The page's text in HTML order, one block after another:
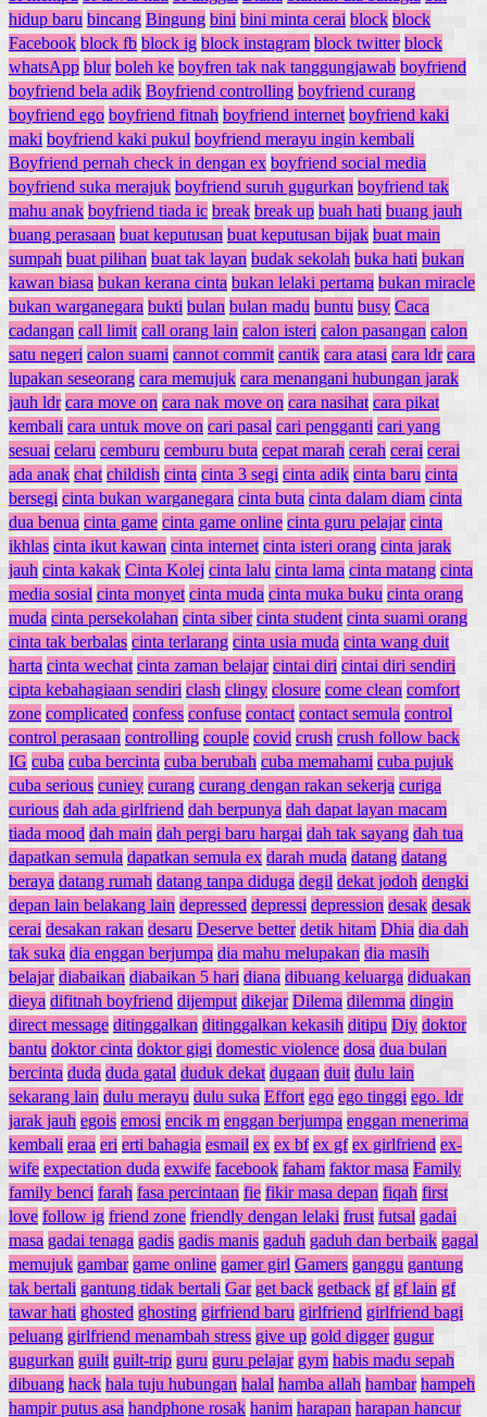
hidup baru bincang Bingung bini bini minta cerai block block
Facebook block fb block ig block instagram block twitter block
whatsApp blur boleh ke boyfren tak nak tanggungjawab boyfriend
boyfriend bela adik Boyfriend controlling boyfriend curang
boyfriend ego boyfriend fitnah boyfriend internet boyfriend kaki
maki boyfriend kaki pukul boyfriend merayu ingin kembali
Boyfriend pernah check in dengan ex boyfriend social media
boyfriend suka merajuk boyfriend suruh gugurkan boyfriend tak
mahu anak boyfriend tiada ic break break up buah hati buang jauh
buang perasaan buat keputusan buat keputusan bijak buat main
sumpah buat pilihan buat tak layan budak sekolah buka hati bukan
kawan biasa bukan kerana cinta bukan lelaki pertama bukan miracle
bukan warganegara bukti bulan bulan madu buntu busy Caca
cadangan call limit call orang lain calon isteri calon pasangan calon
satu negeri calon suami cannot commit cantik cara atasi cara ldr cara
lupakan seseorang cara memujuk cara menangani hubungan jarak
jauh ldr cara move on cara nak move on cara nasihat cara pikat
kembali cara untuk move on cari pasal cari pengganti cari yang
sesuai celaru cemburu cemburu buta cepat marah cerah cerai cerai
ada anak chat childish cinta cinta 3 segi cinta adik cinta baru cinta
bersegi cinta bukan warganegara cinta buta cinta dalam diam cinta
dua benua cinta game cinta game online cinta guru pelajar cinta
ikhlas cinta ikut kawan cinta internet cinta isteri orang cinta jarak
jauh cinta kakak Cinta Kolej cinta lalu cinta lama cinta matang cinta
media sosial cinta monyet cinta muda cinta muka buku cinta orang
muda cinta persekolahan cinta siber cinta student cinta suami orang
cinta tak berbalas cinta terlarang cinta usia muda cinta wang duit
harta cinta wechat cinta zaman belajar cintai diri cintai diri sendiri
cipta kebahagiaan sendiri clash clingy closure come clean comfort
zone complicated confess confuse contact contact semula control
control perasaan controlling couple covid crush crush follow back
IG cuba cuba bercinta cuba berubah cuba memahami cuba pujuk
cuba serious cuniey curang curang dengan rakan sekerja curiga
curious dah ada girlfriend dah berpunya dah dapat layan macam
tiada mood dah main dah pergi baru hargai dah tak sayang dah tua
dapatkan semula dapatkan semula ex darah muda datang datang
beraya datang rumah datang tanpa diduga degil dekat jodoh dengki
depan lain belakang lain depressed depressi depression desak desak
cerai desakan rakan desaru Deserve better detik hitam Dhia dia dah
tak suka dia enggan berjumpa dia mahu melupakan dia masih
belajar diabaikan diabaikan 5 hari diana dibuang keluarga diduakan
dieya difitnah boyfriend dijemput dikejar Dilema dilemma dingin
direct message ditinggalkan ditinggalkan kekasih ditipu Diy doktor
bantu doktor cinta doktor gigi domestic violence dosa dua bulan
bercinta duda duda gatal duduk dekat dugaan duit dulu lain
sekarang lain dulu merayu dulu suka Effort ego ego tinggi ego. ldr
jarak jauh egois emosi encik m enggan berjumpa enggan menerima
kembali eraa eri erti bahagia esmail ex ex bf ex gf ex girlfriend ex-
wife expectation duda exwife facebook faham faktor masa Family
family benci farah fasa percintaan fie fikir masa depan fiqah first
love follow ig friend zone friendly dengan lelaki frust futsal gadai
masa gadai tenaga gadis gadis manis gaduh gaduh dan berbaik gagal
memujuk gambar game online gamer girl Gamers ganggu gantung
tak bertali gantung tidak bertali Gar get back getback gf gf lain gf
tawar hati ghosted ghosting girfriend baru girlfriend girlfriend bagi
peluang girlfriend menambah stress give up gold digger gugur
gugurkan guilt guilt-trip guru guru pelajar gym habis madu sepah
dibuang hack hala tuju hubungan halal hamba allah hambar hampeh
hampir putus asa handphone rosak hanim harapan harapan hancur